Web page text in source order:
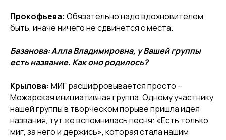
Прокофьева: Обязательно надо вдохновителем
быть, иначе ничего не сдвинется с места.
Базанова: Алла Владимировна, у Вашей группы
есть название. Как оно родилось?
Крылова: МИГ расшифровывается просто –
Можарская инициативная группа. Одному участнику
нашей группы в творческом порыве пришла идея
названия, тут же вспомнилась песня: «Есть только
миг, за него и держись», которая стала нашим